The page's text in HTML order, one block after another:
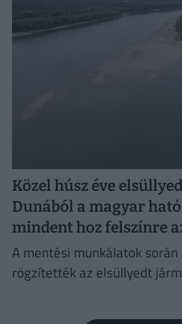
Közel húsz éve
Dunából a magyar
mindent hoz felszínre
A mentési munkálatok
rögzítették az elsüllyedt